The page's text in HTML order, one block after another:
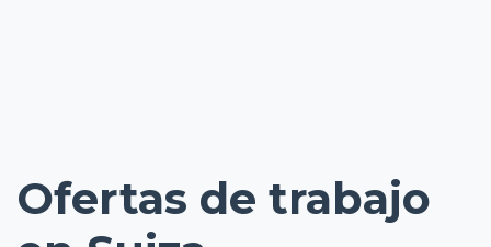
Ofertas de trabajo